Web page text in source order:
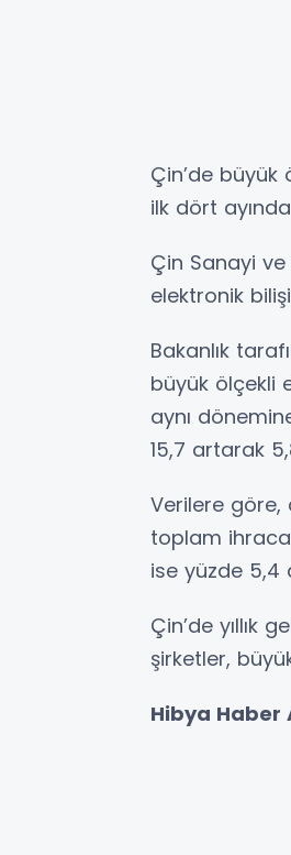
Çin’de büyük
ilk dört
Çin Sanayi ve
elektronik
Bakanlık
büyük ölçekli
aynı
15,7 artarak
Verilere göre,
toplam
ise yüzde 5,4
Çin’de yıllık
şirketler,
Hibya Haber